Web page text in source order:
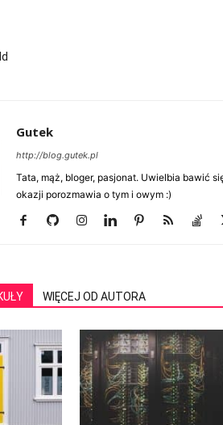
Gutek
http://blog.gutek.pl
Tata, mąż, bloger, pasjonat. Uwielbia bawić
okazji porozmawia o tym i owym :)
WIĘCEJ OD AUTORA